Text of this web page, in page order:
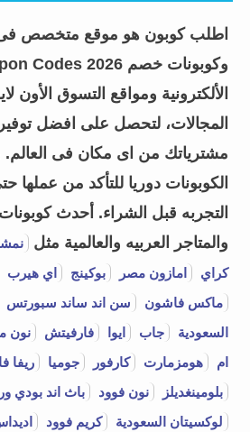
اطلب كوبون هو موقع متخصص
الألكترونية ومواقع التسوق الأون
المجالات، لتحصل على افضل
مشترياتك من اى مكان فى العالم.
الكوبونات دوريا للتأكد من عملها
التجربه قبل الشراء. أحدث
والمتاجر العربيه والعالمية مثل
كراي
امازون مصر بوكينج اي هيرب
ماكس فاشون
سن اند ساند سبورتس
السعودية
جاب ايوا فارفيتش نون
ام
هومزمارت كارفور جوميا ريفا
بلومينغديلز
نون فوود باث اند بودي
لوكسيتان السعودية
كريم فوود